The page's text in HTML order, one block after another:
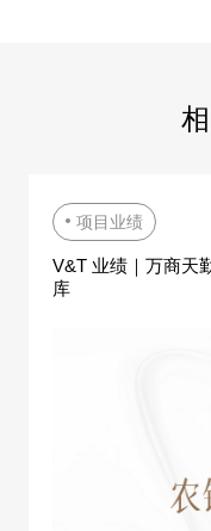
相
项目业绩
V&T 业绩｜万商天
库